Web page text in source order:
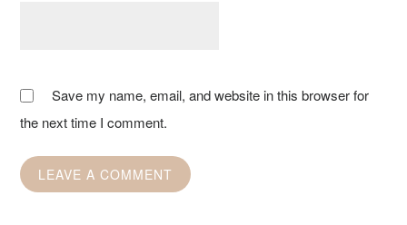
Save my name, email, and website in this browser for
the next time I comment.